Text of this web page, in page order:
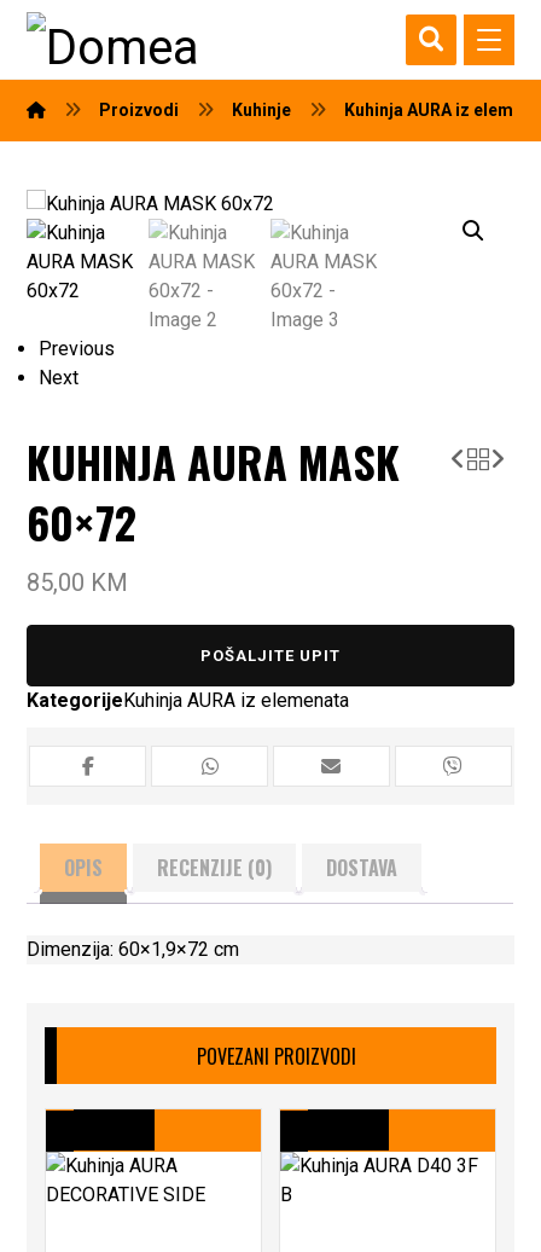
Proizvodi Kuhinje Kuhinja AURA iz
Previous
Next
KUHINJA AURA MASK
60×72
85,00 KM
POŠALJITE UPIT
KategorijeKuhinja AURA iz elemenata
OPIS RECENZIJE (0) DOSTAVA
Dimenzija: 60×1,9×72 cm
POVEZANI PROIZVODI